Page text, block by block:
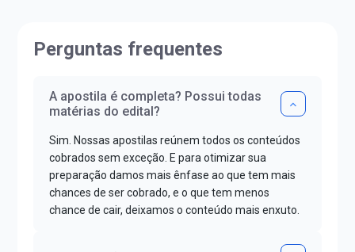
Perguntas frequentes
A apostila é completa? Possui todas
matérias do edital?
Sim. Nossas apostilas reúnem todos os conteúdos
cobrados sem exceção. E para otimizar sua
preparação damos mais ênfase ao que tem mais
chances de ser cobrado, e o que tem menos
chance de cair, deixamos o conteúdo mais enxuto.